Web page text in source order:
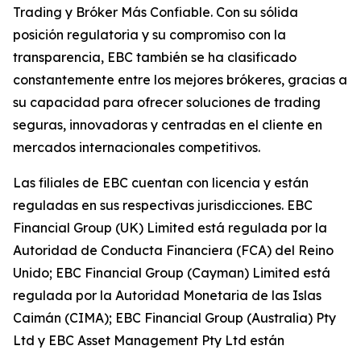
Trading y Bróker Más Confiable. Con su sólida
posición regulatoria y su compromiso con la
transparencia, EBC también se ha clasificado
constantemente entre los mejores brókeres, gracias a
su capacidad para ofrecer soluciones de trading
seguras, innovadoras y centradas en el cliente en
mercados internacionales competitivos.
Las filiales de EBC cuentan con licencia y están
reguladas en sus respectivas jurisdicciones. EBC
Financial Group (UK) Limited está regulada por la
Autoridad de Conducta Financiera (FCA) del Reino
Unido; EBC Financial Group (Cayman) Limited está
regulada por la Autoridad Monetaria de las Islas
Caimán (CIMA); EBC Financial Group (Australia) Pty
Ltd y EBC Asset Management Pty Ltd están